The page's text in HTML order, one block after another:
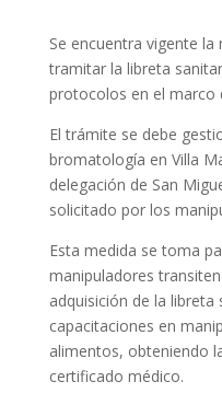
Se encuentra vigente
tramitar la libreta
protocolos en el marco
El trámite se debe
bromatología en Villa
delegación de San
solicitado por los
Esta medida se toma
manipuladores
adquisición de la libreta
capacitaciones en
alimentos, obteniendo
certificado médico.